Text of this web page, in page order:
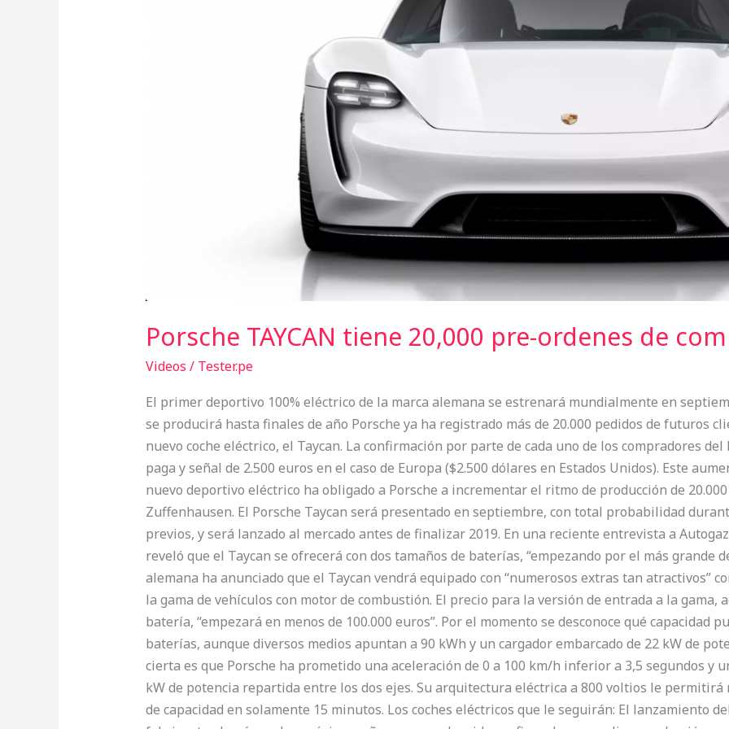
Porsche TAYCAN tiene 20,000 pre-ordenes de
Videos / Tester.pe
El primer deportivo 100% eléctrico de la marca alemana se estrenará mundialmente en
se producirá hasta finales de año Porsche ya ha registrado más de 20.000 pedidos de futuros
nuevo coche eléctrico, el Taycan. La confirmación por parte de cada uno de los compradores
paga y señal de 2.500 euros en el caso de Europa ($2.500 dólares en Estados Unidos). Este
nuevo deportivo eléctrico ha obligado a Porsche a incrementar el ritmo de producción de
Zuffenhausen. El Porsche Taycan será presentado en septiembre, con total probabilidad
previos, y será lanzado al mercado antes de finalizar 2019. En una reciente entrevista a
reveló que el Taycan se ofrecerá con dos tamaños de baterías, “empezando por el más grande
alemana ha anunciado que el Taycan vendrá equipado con “numerosos extras tan atractivos”
la gama de vehículos con motor de combustión. El precio para la versión de entrada a la gama,
batería, “empezará en menos de 100.000 euros”. Por el momento se desconoce qué capacidad
baterías, aunque diversos medios apuntan a 90 kWh y un cargador embarcado de 22 kW de
cierta es que Porsche ha prometido una aceleración de 0 a 100 km/h inferior a 3,5 segundos y
kW de potencia repartida entre los dos ejes. Su arquitectura eléctrica a 800 voltios le
de capacidad en solamente 15 minutos. Los coches eléctricos que le seguirán: El lanzamiento